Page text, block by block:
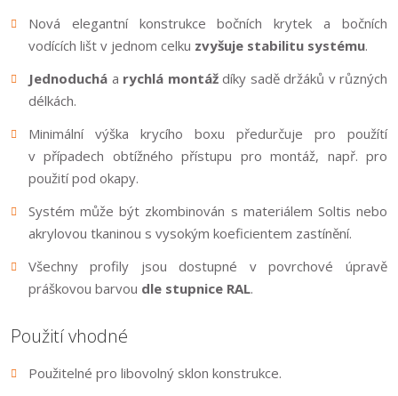
Nová elegantní konstrukce bočních krytek a bočních
vodících lišt v jednom celku zvyšuje stabilitu systému.
Jednoduchá a rychlá montáždíky sadě držáků v různých
délkách.
Minimální výška krycího boxu předurčuje pro použítí
v případech obtížného přístupu pro montáž, např. pro
použití pod okapy.
Systém může být zkombinován s materiálem Soltis nebo
akrylovou tkaninou s vysokým koeficientem zastínění.
Všechny profily jsou dostupné v povrchové úpravě
práškovou barvou dle stupnice RAL.
Použití vhodné
Použitelné pro libovolný sklon konstrukce.